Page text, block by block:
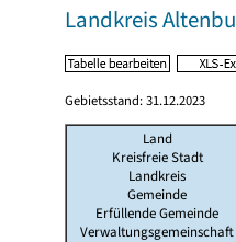
Landkreis
Gebietsstand: 31.12.2023
Land
Kreisfreie Stadt
Landkreis
Gemeinde
Erfüllende Gemeinde
Verwaltungsgemeinschaft